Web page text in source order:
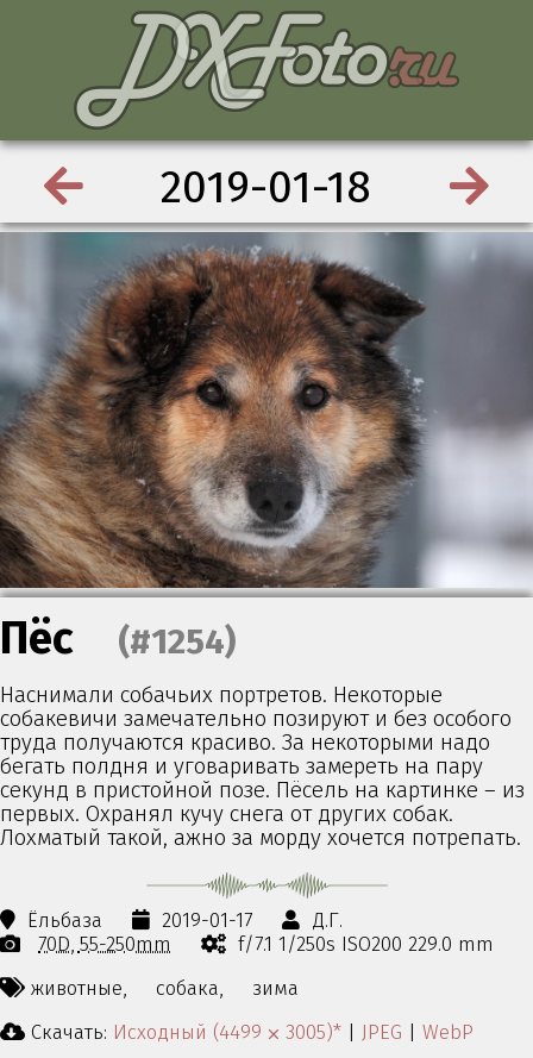
2019-01-18
Пёс (#1254)
Наснимали собачьих портретов. Некоторые
собакевичи замечательно позируют и без особого
труда получаются красиво. За некоторыми надо
бегать полдня и уговаривать замереть на пару
секунд в пристойной позе. Пёсель на картинке – из
первых. Охранял кучу снега от других собак.
Лохматый такой, ажно за морду хочется потрепать.
Ёльбаза 2019-01-17
Д.Г.
70D 55-250mm
f/7.1 1/250s ISO200 229.0 mm
животные,
собака,
зима
Скачать: Исходный (4499 ⨉ 3005)* | JPEG | WebP